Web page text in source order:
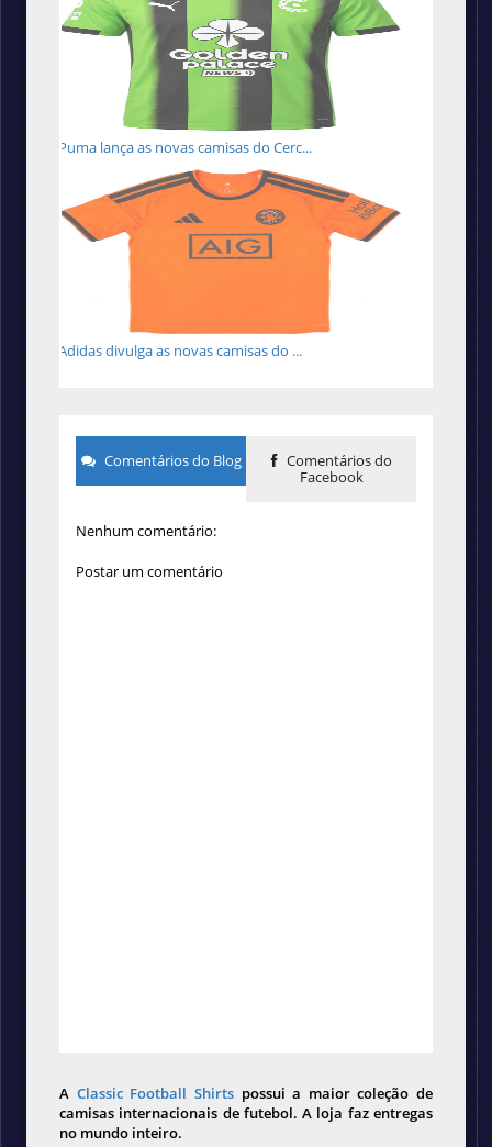
Puma lança as novas camisas do Cerc...
Adidas divulga as novas camisas do ...
Comentários do Blog
Comentários do
Facebook
Nenhum comentário:
Postar um comentário
A Classic Football Shirts possui a maior coleção de
camisas internacionais de futebol. A loja faz entregas
no mundo inteiro.